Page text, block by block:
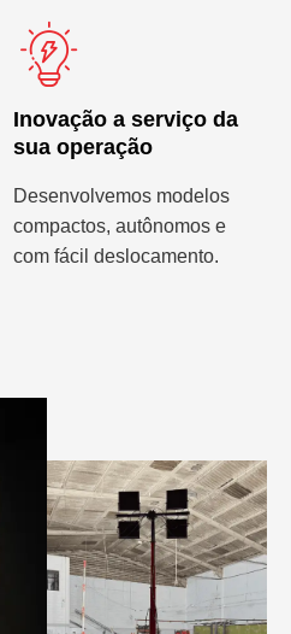
Inovação a serviço da
sua operação
Desenvolvemos modelos
compactos, autônomos e
com fácil deslocamento.